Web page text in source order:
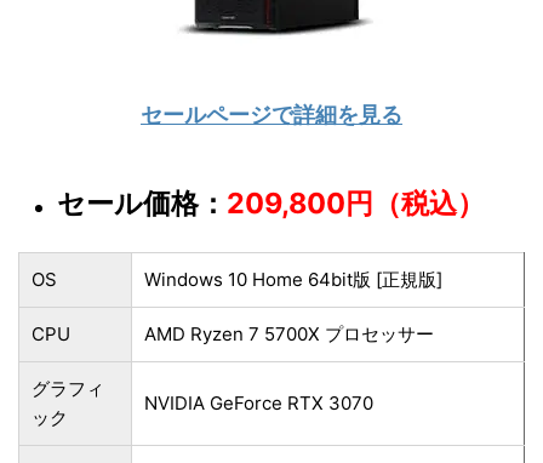
セールページで詳細を見る
セール価格： 209,800円（税込）
OS Windows 10 Home 64bit版 [正規版]
CPU AMD Ryzen 7 5700X プロセッサー
グラフィ
ック
NVIDIA GeForce RTX 3070